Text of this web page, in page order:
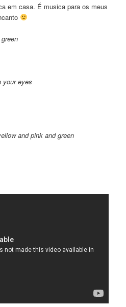
em casa. É musica para os meus
your eyes
and pink and green